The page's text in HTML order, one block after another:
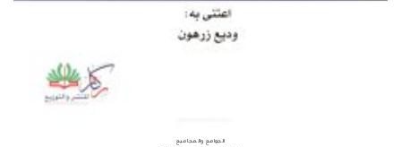
الجوامع والمجاميع